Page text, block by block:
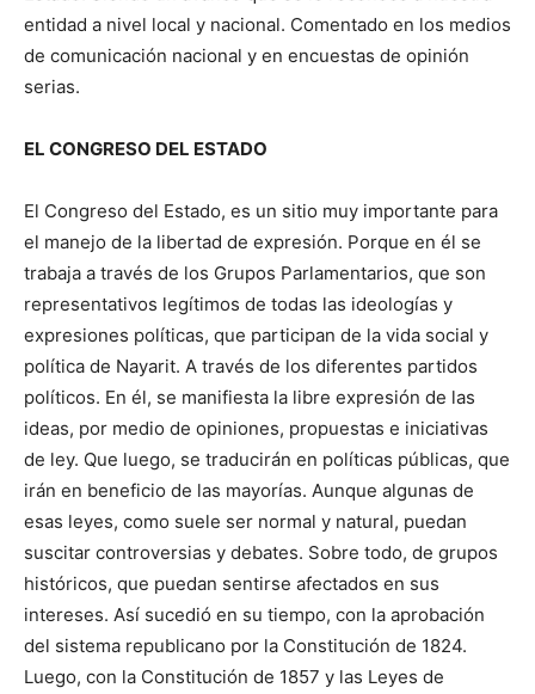
entidad a nivel local y nacional. Comentado en los medios
de comunicación nacional y en encuestas de opinión
serias.
EL CONGRESO DEL ESTADO
El Congreso del Estado, es un sitio muy importante para
el manejo de la libertad de expresión. Porque en él se
trabaja a través de los Grupos Parlamentarios, que son
representativos legítimos de todas las ideologías y
expresiones políticas, que participan de la vida social y
política de Nayarit. A través de los diferentes partidos
políticos. En él, se manifiesta la libre expresión de las
ideas, por medio de opiniones, propuestas e iniciativas
de ley. Que luego, se traducirán en políticas públicas, que
irán en beneficio de las mayorías. Aunque algunas de
esas leyes, como suele ser normal y natural, puedan
suscitar controversias y debates. Sobre todo, de grupos
históricos, que puedan sentirse afectados en sus
intereses. Así sucedió en su tiempo, con la aprobación
del sistema republicano por la Constitución de 1824.
Luego, con la Constitución de 1857 y las Leyes de